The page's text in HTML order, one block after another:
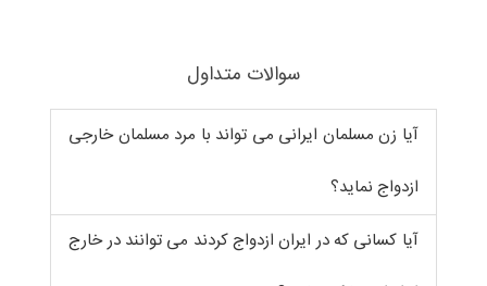
سوالات متداول
آیا زن مسلمان ایرانی می تواند با مرد مسلمان خارجی
ازدواج نماید؟
آیا کسانی که در ایران ازدواج کردند می توانند در خارج